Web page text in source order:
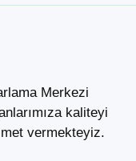
Merkezi
kaliteyi
vermekteyiz.